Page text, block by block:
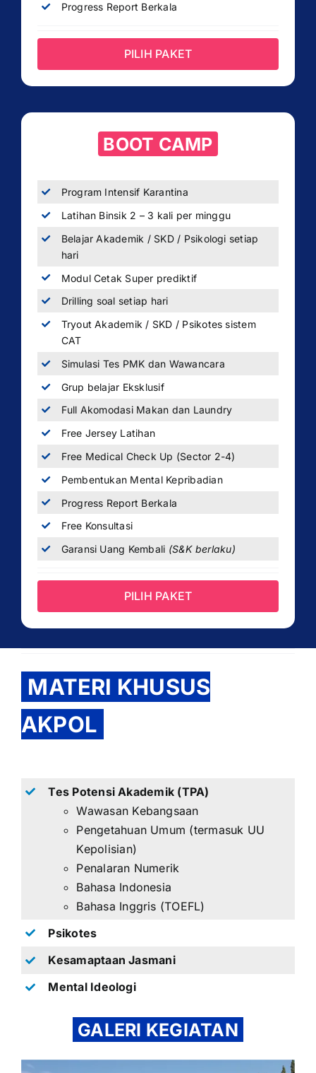
Progress Report Berkala
PILIH PAKET
BOOT CAMP
Program Intensif Karantina
Latihan Binsik 2 – 3 kali per minggu
Belajar Akademik / SKD / Psikologi setiap
hari
Modul Cetak Super prediktif
Drilling soal setiap hari
Tryout Akademik / SKD / Psikotes sistem
CAT
Simulasi Tes PMK dan Wawancara
Grup belajar Eksklusif
Full Akomodasi Makan dan Laundry
Free Jersey Latihan
Free Medical Check Up (Sector 2-4)
Pembentukan Mental Kepribadian
Progress Report Berkala
Free Konsultasi
Garansi Uang Kembali (S&K berlaku)
PILIH PAKET
MATERI KHUSUS
AKPOL
Tes Potensi Akademik (TPA)
Wawasan Kebangsaan
Pengetahuan Umum (termasuk UU
Kepolisian)
Penalaran Numerik
Bahasa Indonesia
Bahasa Inggris (TOEFL)
Psikotes
Kesamaptaan Jasmani
Mental Ideologi
GALERI KEGIATAN